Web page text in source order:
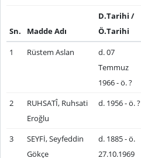
Sn. Madde Adı
D.Tarihi /
Ö.Tarihi
1
Rüstem Aslan
d. 07
Temmuz
1966 - ö. ?
2
RUHSATÎ, Ruhsati
Eroğlu
d. 1956 - ö. ?
3
SEYFİ, Seyfeddin
Gökçe
d. 1885 - ö.
27.10.1969